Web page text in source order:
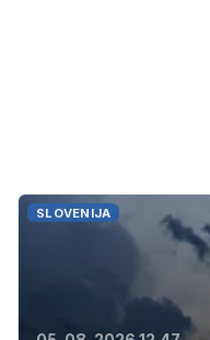
SLOVENIJA